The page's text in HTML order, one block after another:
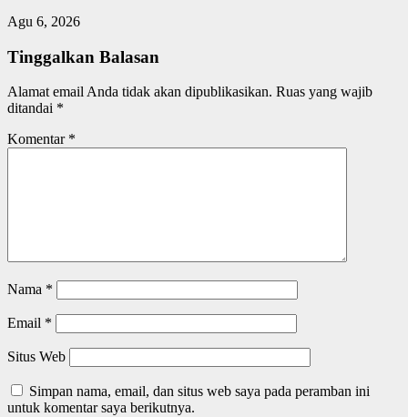
Agu 6, 2026
Tinggalkan Balasan
Alamat email Anda tidak akan dipublikasikan. Ruas yang wajib
ditandai *
Komentar *
Nama *
Email *
Situs Web
Simpan nama, email, dan situs web saya pada peramban ini
untuk komentar saya berikutnya.